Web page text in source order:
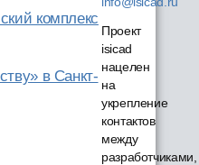
комплекс
в Санкт-
Проект
isicad
нацелен
на
укрепление
контактов
между
разработчиками,